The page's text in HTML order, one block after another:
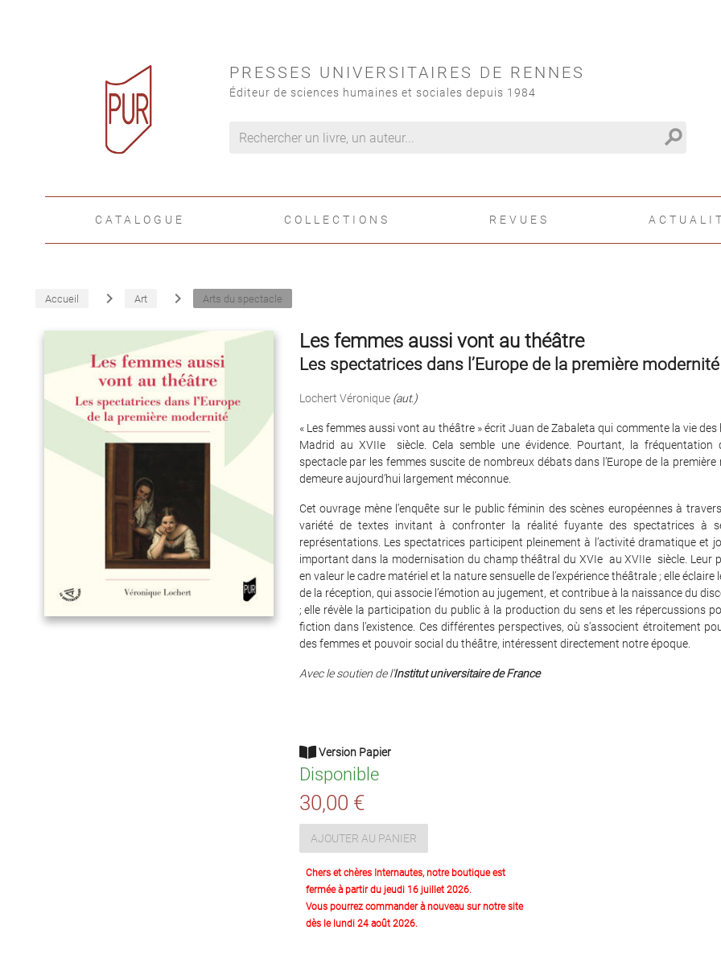
PRESSES UNIVERSITAIRES DE RENNES
Éditeur de sciences humaines et sociales depuis 1984
search
CATALOGUE COLLECTIONS REVUES
Accueil navigate_next Art navigate_next Arts du spectacle
Les femmes aussi vont au théâtre
Les spectatrices dans l’Europe de la première modernité
Lochert Véronique (aut.)
« Les femmes aussi vont au théâtre » écrit Juan de Zabaleta qui commente la vie
Madrid au XVIIe siècle. Cela semble une évidence. Pourtant, la fréquentation
spectacle par les femmes suscite de nombreux débats dans l’Europe de la première
demeure aujourd’hui largement méconnue.
Cet ouvrage mène l’enquête sur le public féminin des scènes européennes à
variété de textes invitant à confronter la réalité fuyante des spectatrices à
représentations. Les spectatrices participent pleinement à l’activité dramatique et
important dans la modernisation du champ théâtral du XVIe au XVIIe siècle. Leur
en valeur le cadre matériel et la nature sensuelle de l’expérience théâtrale ; elle éclaire
de la réception, qui associe l’émotion au jugement, et contribue à la naissance du
; elle révèle la participation du public à la production du sens et les répercussions
fiction dans l’existence. Ces différentes perspectives, où s’associent étroitement
des femmes et pouvoir social du théâtre, intéressent directement notre époque.
Avec le soutien de l'Institut universitaire de France
Version Papier
Disponible
30,00 €
AJOUTER AU PANIER
Chers et chères Internautes, notre boutique est
fermée à partir du jeudi 16 juillet 2026.
Vous pourrez commander à nouveau sur notre site
dès le lundi 24 août 2026.